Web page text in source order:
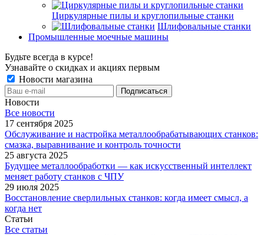
Циркулярные пилы и круглопильные станки
Шлифовальные станки
Промышленные моечные машины
Будьте всегда в курсе!
Узнавайте о скидках и акциях первым
Новости магазина
Новости
Все новости
17 сентября 2025
Обслуживание и настройка металлообрабатывающих станков:
смазка, выравнивание и контроль точности
25 августа 2025
Будущее металлообработки — как искусственный интеллект
меняет работу станков с ЧПУ
29 июля 2025
Восстановление сверлильных станков: когда имеет смысл, а
когда нет
Статьи
Все статьи